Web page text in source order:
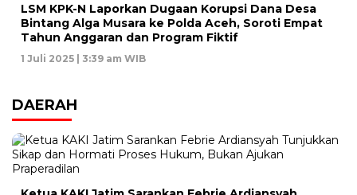
LSM KPK-N Laporkan Dugaan Korupsi Dana Desa
Bintang Alga Musara ke Polda Aceh, Soroti Empat
Tahun Anggaran dan Program Fiktif
1 Juli 2025 | 3:39 am WIB
DAERAH